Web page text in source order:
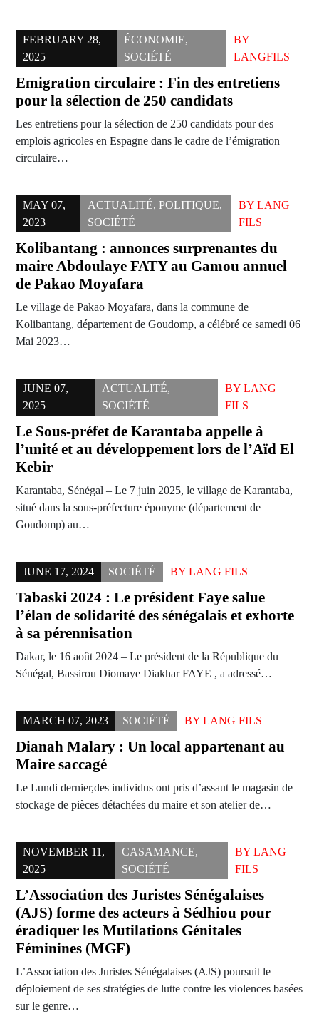
FEBRUARY 28,
2025
ÉCONOMIE,
SOCIÉTÉ
BY
LANGFILS
Emigration circulaire : Fin des entretiens
pour la sélection de 250 candidats
Les entretiens pour la sélection de 250 candidats pour des
emplois agricoles en Espagne dans le cadre de l’émigration
circulaire…
MAY 07,
2023
ACTUALITÉ,POLITIQUE,
SOCIÉTÉ
BYLANG
FILS
Kolibantang : annonces surprenantes du
maire Abdoulaye FATY au Gamou annuel
de Pakao Moyafara
Le village de Pakao Moyafara, dans la commune de
Kolibantang, département de Goudomp, a célébré ce samedi 06
Mai 2023…
JUNE 07,
2025
ACTUALITÉ,
SOCIÉTÉ
BYLANG
FILS
Le Sous-préfet de Karantaba appelle à
l’unité et au développement lors de l’Aïd El
Kebir
Karantaba, Sénégal – Le 7 juin 2025, le village de Karantaba,
situé dans la sous-préfecture éponyme (département de
Goudomp) au…
JUNE 17, 2024 SOCIÉTÉ BY LANG FILS
Tabaski 2024 : Le président Faye salue
l’élan de solidarité des sénégalais et exhorte
à sa pérennisation
Dakar, le 16 août 2024 – Le président de la République du
Sénégal, Bassirou Diomaye Diakhar FAYE , a adressé…
MARCH 07, 2023 SOCIÉTÉ BY LANG FILS
Dianah Malary : Un local appartenant au
Maire saccagé
Le Lundi dernier,des individus ont pris d’assaut le magasin de
stockage de pièces détachées du maire et son atelier de…
NOVEMBER 11,
2025
CASAMANCE,
SOCIÉTÉ
BYLANG
FILS
L’Association des Juristes Sénégalaises
(AJS) forme des acteurs à Sédhiou pour
éradiquer les Mutilations Génitales
Féminines (MGF)
L’Association des Juristes Sénégalaises (AJS) poursuit le
déploiement de ses stratégies de lutte contre les violences basées
sur le genre…